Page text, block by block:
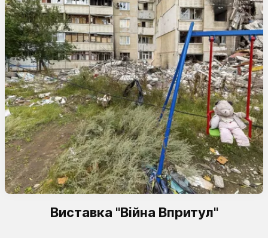
Виставка "Війна Впритул"